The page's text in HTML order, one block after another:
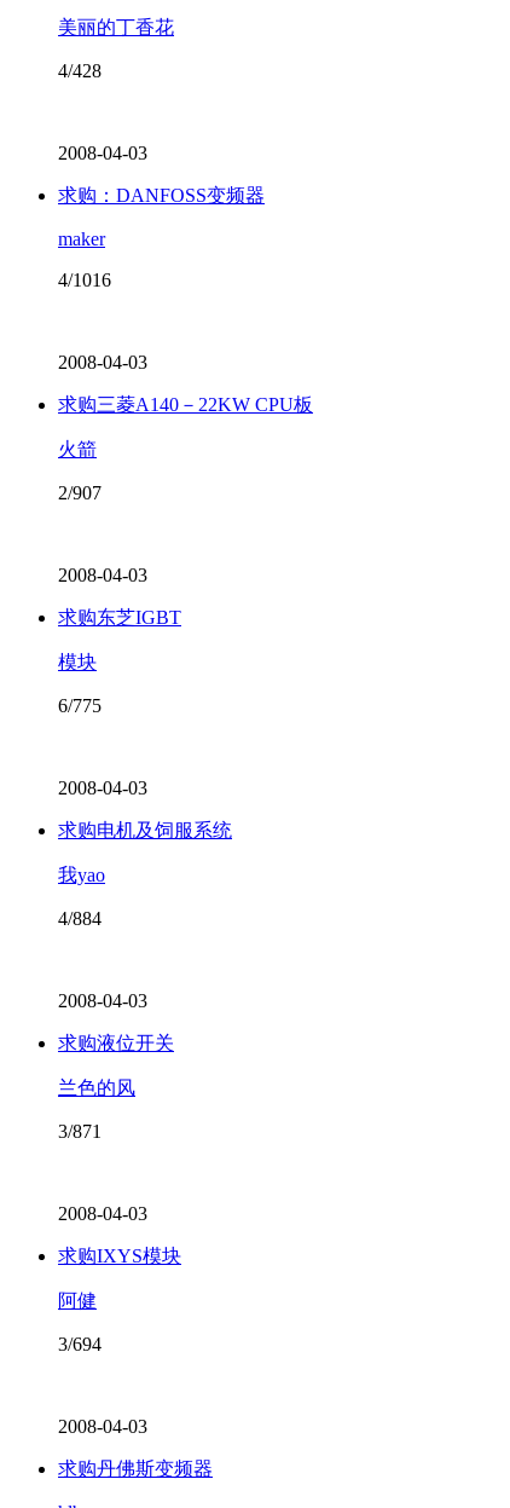
美丽的丁香花
4/428
2008-04-03
求购：DANFOSS变频器
maker
4/1016
2008-04-03
求购三菱A140－22KW CPU板
火箭
2/907
2008-04-03
求购东芝IGBT
模块
6/775
2008-04-03
求购电机及饲服系统
我yao
4/884
2008-04-03
求购液位开关
兰色的风
3/871
2008-04-03
求购IXYS模块
阿健
3/694
2008-04-03
求购丹佛斯变频器